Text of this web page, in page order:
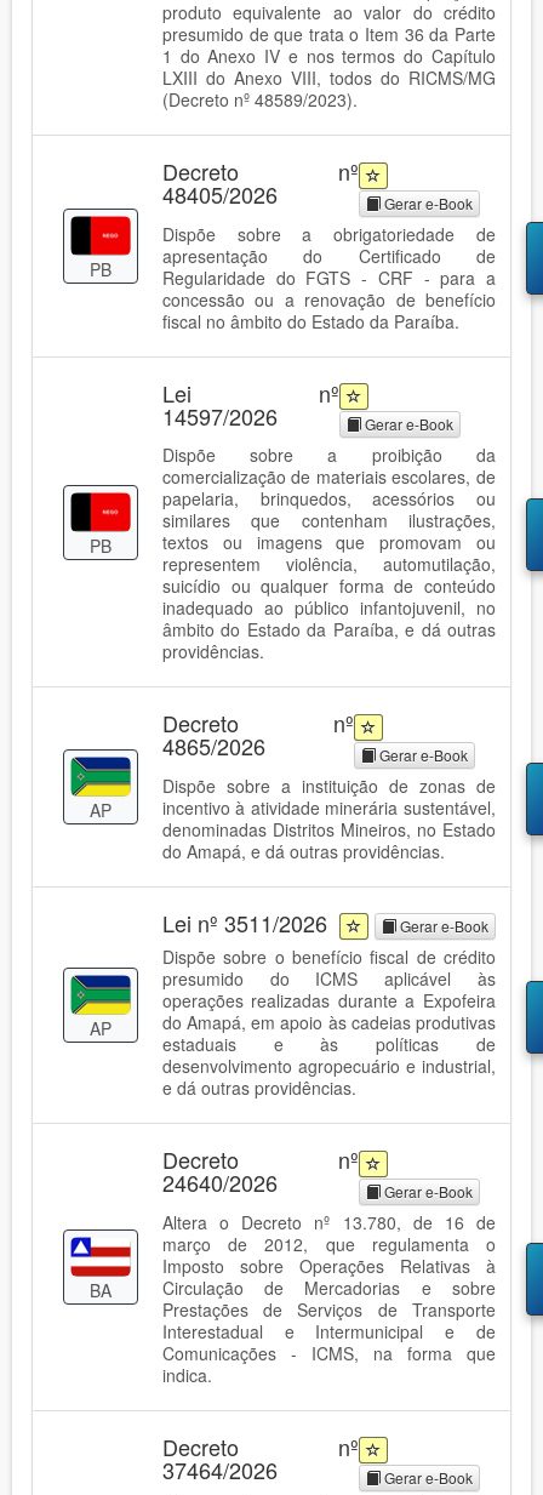
produto equivalente ao valor do crédito
presumido de que trata o Item 36 da Parte
1 do Anexo IV e nos termos do Capítulo
LXIII do Anexo VIII, todos do RICMS/MG
(Decreto nº 48589/2023).
PB
Decreto nº
48405/2026 Gerar e-Book
Dispõe sobre a obrigatoriedade de
apresentação do Certificado de
Regularidade do FGTS - CRF - para a
concessão ou a renovação de benefício
fiscal no âmbito do Estado da Paraíba.
PB
Lei nº
14597/2026 Gerar e-Book
Dispõe sobre a proibição da
comercialização de materiais escolares, de
papelaria, brinquedos, acessórios ou
similares que contenham ilustrações,
textos ou imagens que promovam ou
representem violência, automutilação,
suicídio ou qualquer forma de conteúdo
inadequado ao público infantojuvenil, no
âmbito do Estado da Paraíba, e dá outras
providências.
AP
Decreto nº
4865/2026 Gerar e-Book
Dispõe sobre a instituição de zonas de
incentivo à atividade minerária sustentável,
denominadas Distritos Mineiros, no Estado
do Amapá, e dá outras providências.
AP
Lei nº 3511/2026 Gerar e-Book
Dispõe sobre o benefício fiscal de crédito
presumido do ICMS aplicável às
operações realizadas durante a Expofeira
do Amapá, em apoio às cadeias produtivas
estaduais e às políticas de
desenvolvimento agropecuário e industrial,
e dá outras providências.
BA
Decreto nº
24640/2026 Gerar e-Book
Altera o Decreto nº 13.780, de 16 de
março de 2012, que regulamenta o
Imposto sobre Operações Relativas à
Circulação de Mercadorias e sobre
Prestações de Serviços de Transporte
Interestadual e Intermunicipal e de
Comunicações - ICMS, na forma que
indica.
Decreto nº
37464/2026 Gerar e-Book